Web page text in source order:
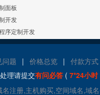
面板
开发
序定制开发
问题 | 价格总览 | 付款方式
理请提交有问必答 ( 7*24小
注册,主机购买,空间域名,域